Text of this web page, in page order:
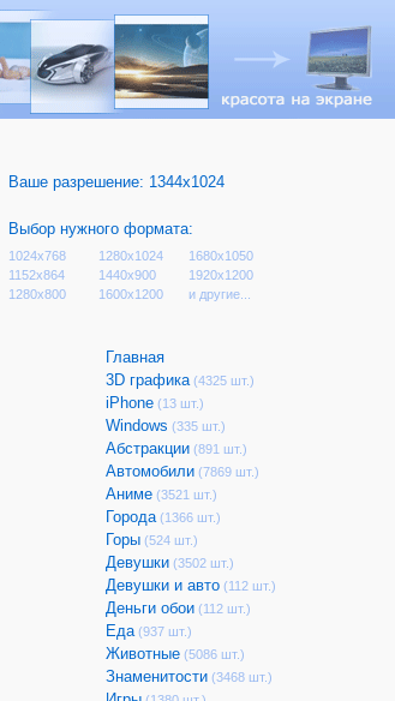
Ваше разрешение: 1344x1024
Выбор нужного формата:
1024x768 1280x1024
1680x1050
1152x864
1440x900
1920x1200
1280x800
1600x1200 и другие...
Главная
3D графика (4325 шт.)
iPhone (13 шт.)
Windows (335 шт.)
Абстракции (891 шт.)
Автомобили (7869 шт.)
Аниме (3521 шт.)
Города (1366 шт.)
Горы (524 шт.)
Девушки (3502 шт.)
Девушки и авто (112 шт.)
Деньги обои (112 шт.)
Еда (937 шт.)
Животные (5086 шт.)
Знаменитости (3468 шт.)